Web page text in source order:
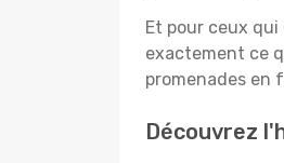
Et pour ceux
exactement ce
promenades en
Découvrez